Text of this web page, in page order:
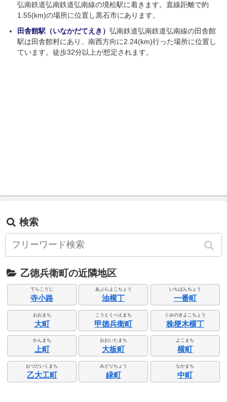
弘南鉄道弘南鉄道弘南線の境松駅に着きます。直線距離で約
1.55(km)の場所に位置し黒石市にあります。
田舎館駅（いなかだてえき） 弘南鉄道弘南鉄道弘南線の田舎館
駅は田舎館村にあり、南西方向に2.24(km)行った場所に位置し
ています。徒歩32分以上が想定されます。
検索
乙徳兵衛町の近隣地区
てらこうじ
寺小路
あぶらよこちょう
油横丁
いちばんちょう
一番町
おおまち
大町
こうとくべえまち
甲徳兵衛町
ぐみのきよこちょう
株梗木横丁
かんまち
上町
おおいたまち
大板町
よこまち
横町
おつだいくまち
乙大工町
みどりちょう
緑町
なかまち
中町